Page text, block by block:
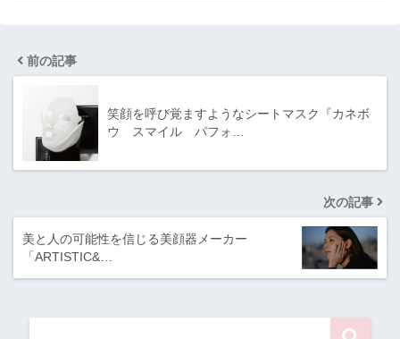
前の記事
笑顔を呼び覚ますようなシートマスク『カネボ
ウ スマイル パフォ…
次の記事
美と人の可能性を信じる美顔器メーカー
「ARTISTIC&…